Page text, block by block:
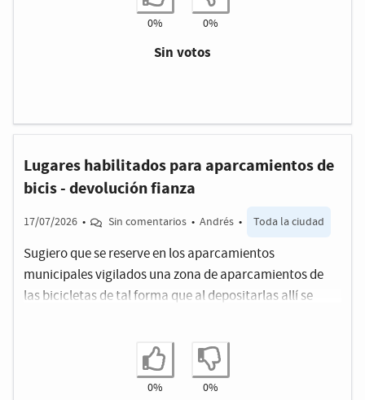
Estoy de acuerdo
0% No estoy de
0%
Sin votos
Lugares habilitados para aparcamientos de
bicis - devolución fianza
17/07/2026 • Sin comentarios • Andrés • Toda la ciudad
Sugiero que se reserve en los aparcamientos
municipales vigilados una zona de aparcamientos de
las bicicletas de tal forma que al depositarlas allí se
Estoy de acuerdo
0% No estoy de
0%